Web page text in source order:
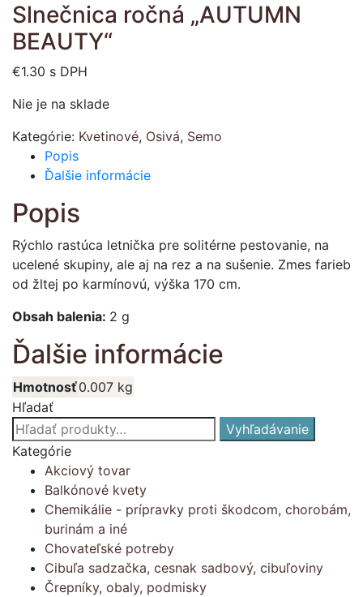
Slnečnica ročná „AUTUMN
BEAUTY“
€1.30 s DPH
Nie je na sklade
Kategórie: Kvetinové, Osivá, Semo
Popis
Ďalšie informácie
Popis
Rýchlo rastúca letnička pre solitérne pestovanie, na
ucelené skupiny, ale aj na rez a na sušenie. Zmes farieb
od žltej po karmínovú, výška 170 cm.
Obsah balenia: 2 g
Ďalšie informácie
Hmotnosť0.007 kg
Hľadať
Hľadať:
Vyhľadávanie
Kategórie
Akciový tovar
Balkónové kvety
Chemikálie - prípravky proti škodcom, chorobám,
burinám a iné
Chovateľské potreby
Cibuľa sadzačka, cesnak sadbový, cibuľoviny
Črepníky, obaly, podmisky